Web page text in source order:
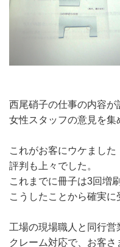
西尾硝子の仕事の内容が
女性スタッフの意見を集
これがお客にウケました
評判も上々でした。
これまでに冊子は3回増
こうしたことから確実に
工場の現場職人と同行営
クレーム対応で、お客